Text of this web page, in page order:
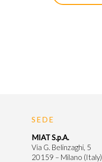
SEDE
MIAT S.p.A.
Via G. Belinzaghi, 5
20159 – Milano (Italy)